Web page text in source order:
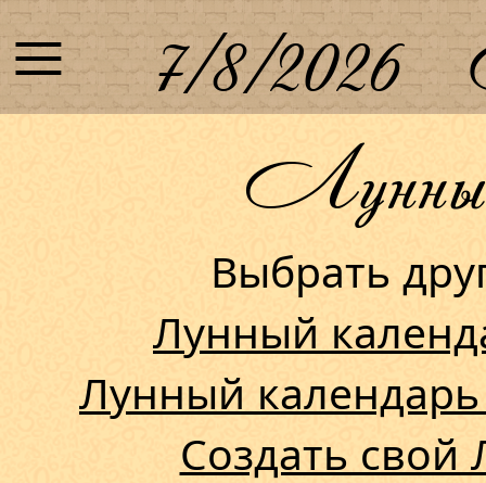
≡ 7/8/2026
Лунный
Выбрать
Лунный
Лунный
Создать